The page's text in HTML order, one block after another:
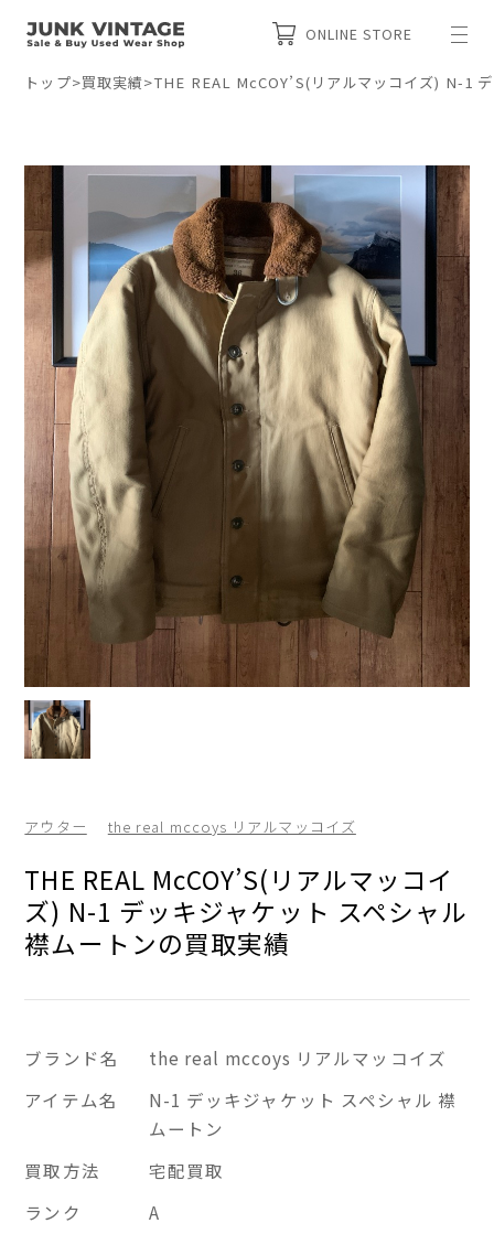
ONLINE STORE
トップ>買取実績>THE REAL McCOY’S(リアルマッコイズ) N-1
アウター the real mccoys リアルマッコイズ
THE REAL McCOY’S(リアルマッコイ
ズ) N-1 デッキジャケット スペシャル
襟ムートンの買取実績
ブランド名
the real mccoys リアルマッコイズ
アイテム名
N-1 デッキジャケット スペシャル 襟
ムートン
買取方法
宅配買取
ランク
A